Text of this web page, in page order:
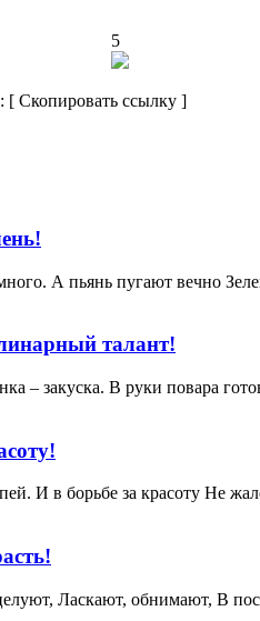
5
[ Скопировать ссылку ]
А пьянь пугают вечно
талант!
– закуска. В руки повара
И в борьбе за красоту Не
Ласкают, обнимают, В